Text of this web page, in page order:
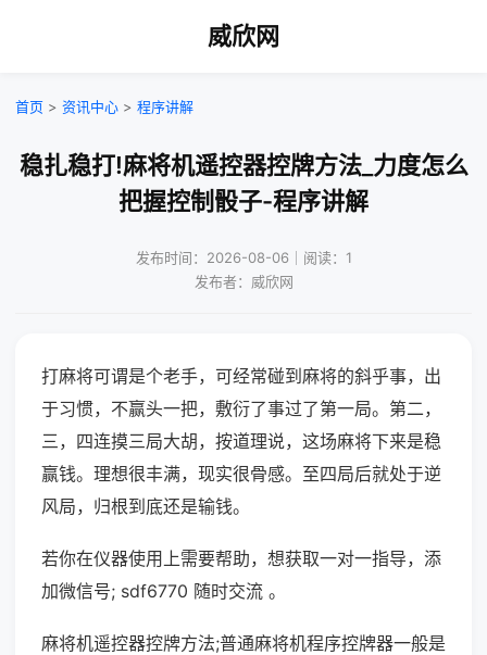
威欣网
首页 > 资讯中心 > 程序讲解
稳扎稳打!麻将机遥控器控牌方法_力度怎么
把握控制骰子-程序讲解
发布时间：2026-08-06｜阅读：1
发布者：威欣网
打麻将可谓是个老手，可经常碰到麻将的斜乎事，出
于习惯，不赢头一把，敷衍了事过了第一局。第二，
三，四连摸三局大胡，按道理说，这场麻将下来是稳
赢钱。理想很丰满，现实很骨感。至四局后就处于逆
风局，归根到底还是输钱。
若你在仪器使用上需要帮助，想获取一对一指导，添
加微信号; sdf6770 随时交流 。
麻将机遥控器控牌方法;普通麻将机程序控牌器一般是